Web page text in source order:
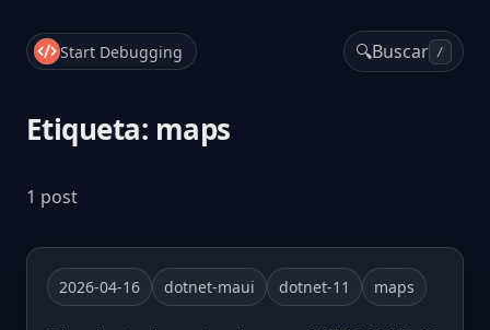
Start Debugging 🔍Buscar /
Etiqueta: maps
1 post
2026-04-16 dotnet-maui dotnet-11 maps